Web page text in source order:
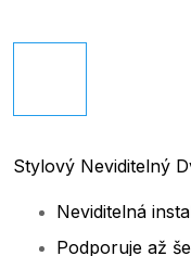
Stylový Neviditelný
Neviditelná
Podporuje až